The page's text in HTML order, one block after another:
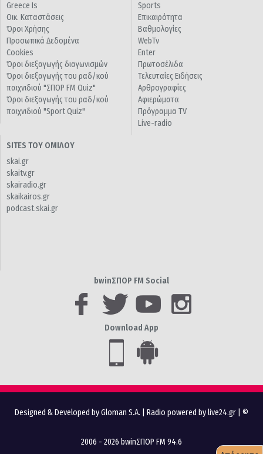
Greece Is
Οικ. Καταστάσεις
Όροι Χρήσης
Προσωπικά Δεδομένα
Cookies
Όροι διεξαγωγής διαγωνισμών
Όροι διεξαγωγής του ραδ/κού
παιχνιδιού "ΣΠΟΡ FM Quiz"
Όροι διεξαγωγής του ραδ/κού
παιχνιδιού "Sport Quiz"
Sports
Επικαιρότητα
Βαθμολογίες
WebTv
Enter
Πρωτοσέλιδα
Τελευταίες Ειδήσεις
Αρθρογραφίες
Αφιερώματα
Πρόγραμμα TV
Live-radio
SITES ΤΟΥ ΟΜΙΛΟΥ
skai.gr
skaitv.gr
skairadio.gr
skaikairos.gr
podcast.skai.gr
bwinΣΠΟΡ FM Social
Download App
Designed & Developed by Gloman S.A. Radio powered by live24.gr | ©
2006 - 2026 bwinΣΠΟΡ FM 94.6